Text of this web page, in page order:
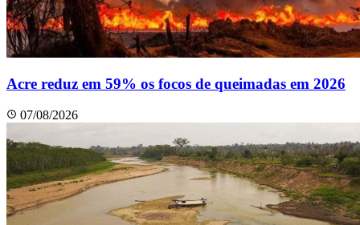
Acre reduz em 59% os focos de queimadas em 2026
07/08/2026